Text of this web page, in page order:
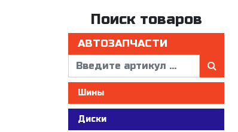
Поиск товаров
АВТОЗАПЧАСТИ
Шины
Диски